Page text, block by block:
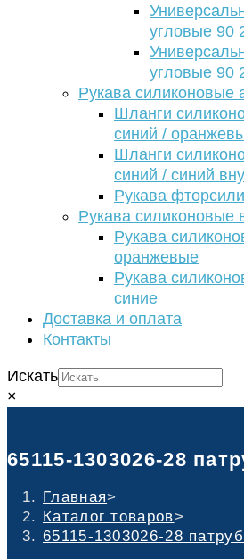
угловые 90
угловые 90
Рукава силиконовые
Шланги
синий /
Шланги
синий / синий
Рукава
Рукава силиконовые
Рукава
оранжевые
Рукава
синие
Доставка и оплата
Контакты
Искать
×
65115-1303026-28
Главная>
Каталог товаров>
65115-1303026-28